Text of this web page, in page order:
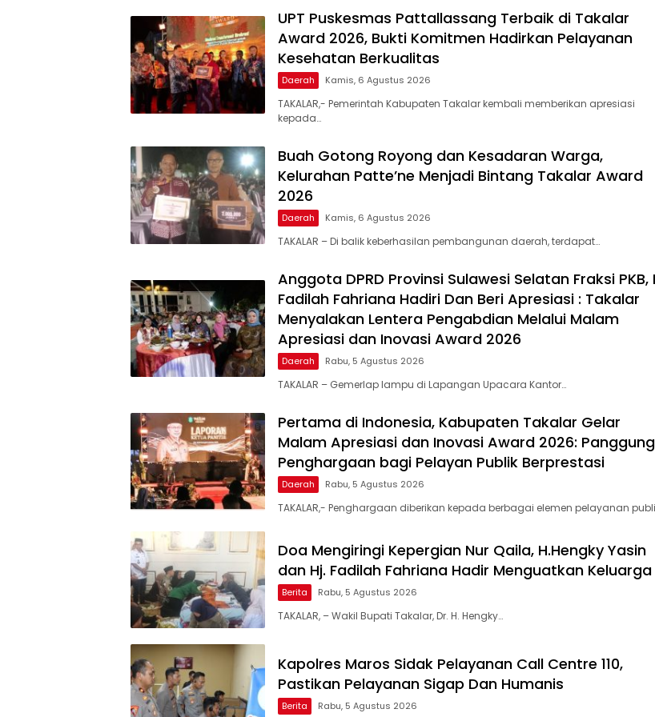
UPT Puskesmas Pattallassang Terbaik di Takalar
Award 2026, Bukti Komitmen Hadirkan Pelayanan
Kesehatan Berkualitas
Daerah Kamis, 6 Agustus 2026
TAKALAR,- Pemerintah Kabupaten Takalar kembali memberikan apresiasi
kepada…
Buah Gotong Royong dan Kesadaran Warga,
Kelurahan Patte’ne Menjadi Bintang Takalar Award
2026
Daerah Kamis, 6 Agustus 2026
TAKALAR – Di balik keberhasilan pembangunan daerah, terdapat…
Anggota DPRD Provinsi Sulawesi Selatan Fraksi PKB,
Fadilah Fahriana Hadiri Dan Beri Apresiasi : Takalar
Menyalakan Lentera Pengabdian Melalui Malam
Apresiasi dan Inovasi Award 2026
Daerah Rabu, 5 Agustus 2026
TAKALAR – Gemerlap lampu di Lapangan Upacara Kantor…
Pertama di Indonesia, Kabupaten Takalar Gelar
Malam Apresiasi dan Inovasi Award 2026: Panggung
Penghargaan bagi Pelayan Publik Berprestasi
Daerah Rabu, 5 Agustus 2026
TAKALAR,- Penghargaan diberikan kepada berbagai elemen pelayanan
Doa Mengiringi Kepergian Nur Qaila, H.Hengky Yasin
dan Hj. Fadilah Fahriana Hadir Menguatkan Keluarga
Berita Rabu, 5 Agustus 2026
TAKALAR, – Wakil Bupati Takalar, Dr. H. Hengky…
Kapolres Maros Sidak Pelayanan Call Centre 110,
Pastikan Pelayanan Sigap Dan Humanis
Berita Rabu, 5 Agustus 2026